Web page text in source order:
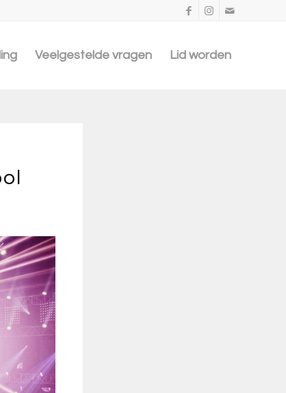
Veelgestelde vragen Lid worden